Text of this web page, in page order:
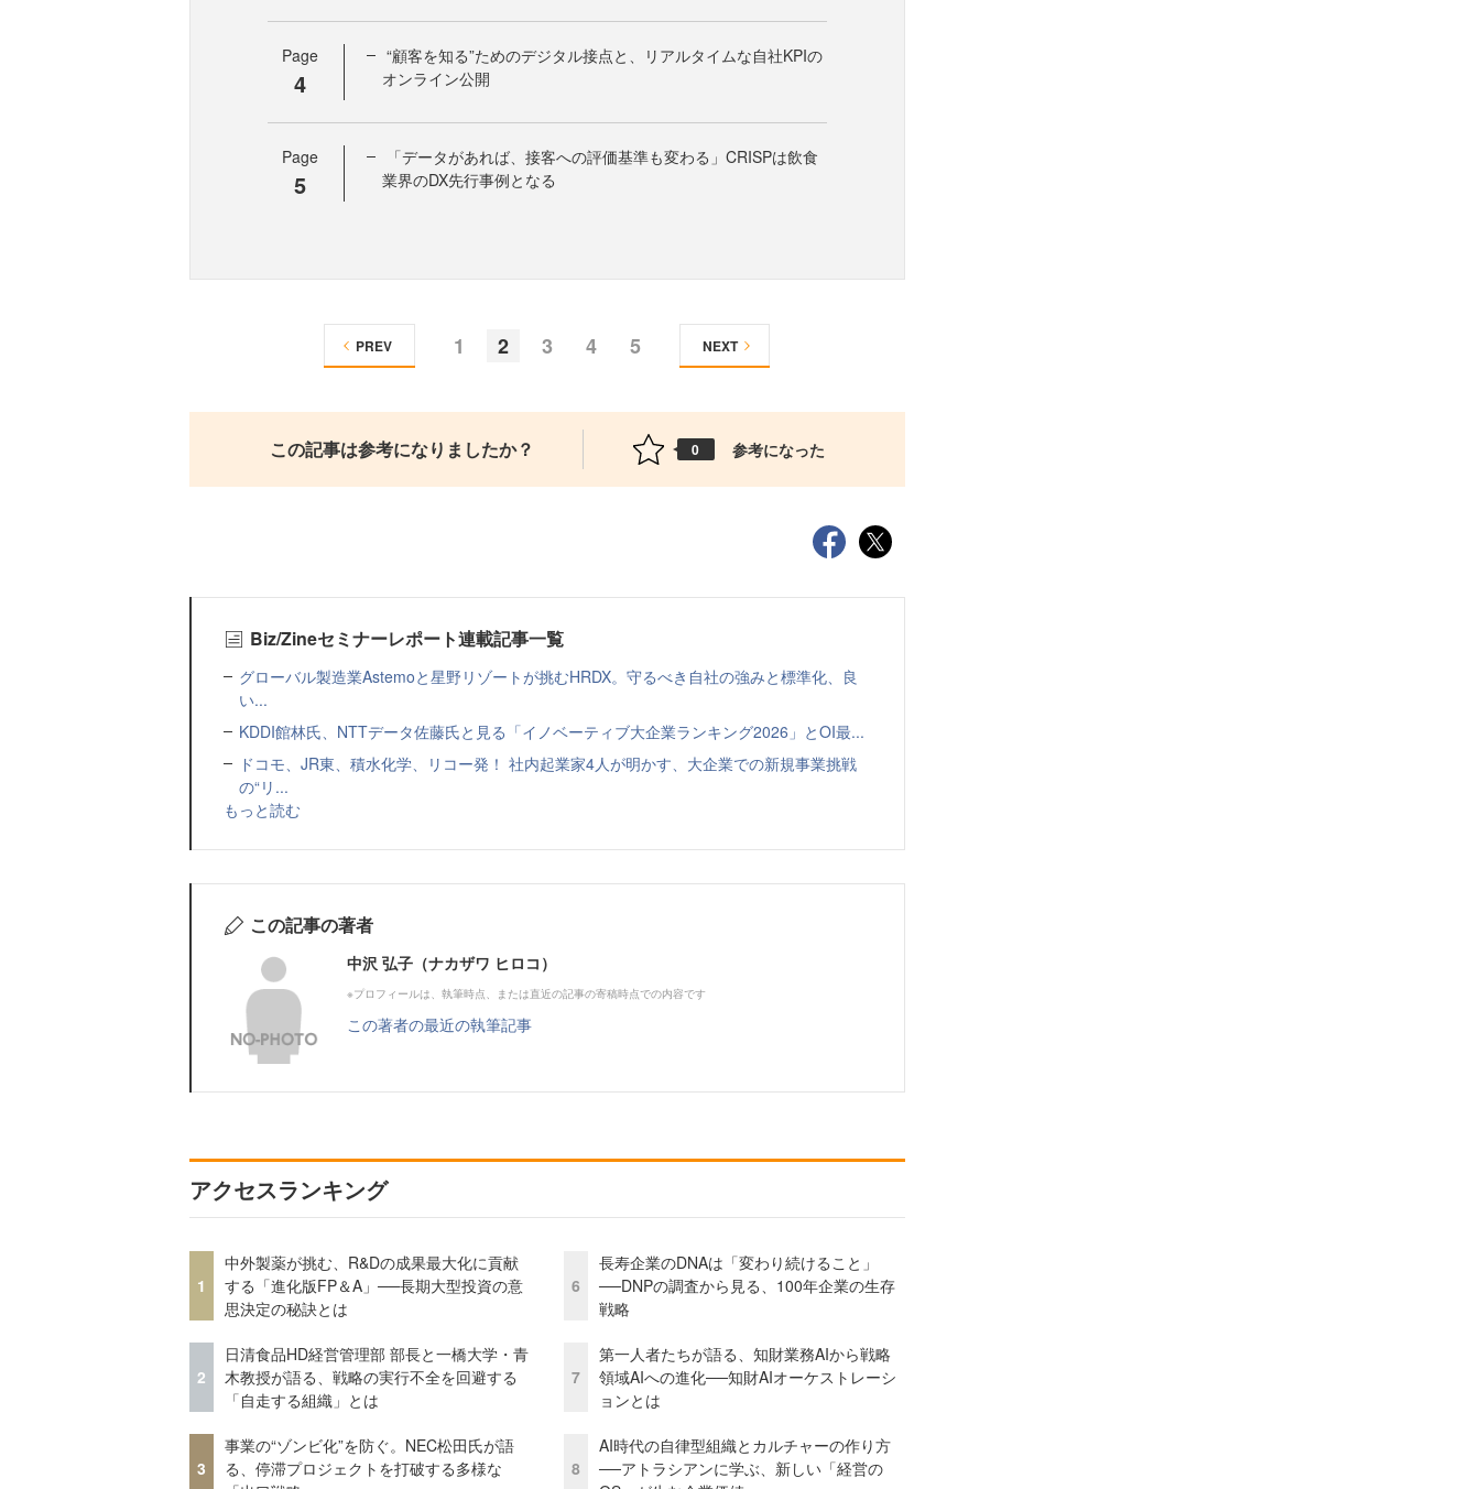
Page
4
“顧客を知る”ためのデジタル接点と、リアルタイムな自社KPIの
オンライン公開
Page
5
「データがあれば、接客への評価基準も変わる」CRISPは飲食
業界のDX先行事例となる
1 2 3 4 5
PREV NEXT
この記事は参考になりましたか？ 0 参考になった
Biz/Zineセミナーレポート連載記事一覧
グローバル製造業Astemoと星野リゾートが挑むHRDX。守るべき自社の強みと標準化、良
い...
KDDI館林氏、NTTデータ佐藤氏と見る「イノベーティブ大企業ランキング2026」とOI最...
ドコモ、JR東、積水化学、リコー発！ 社内起業家4人が明かす、大企業での新規事業挑戦
の“リ...
もっと読む
この記事の著者
中沢 弘子（ナカザワ ヒロコ）
※プロフィールは、執筆時点、または直近の記事の寄稿時点での内容です
この著者の最近の執筆記事
アクセスランキング
1
中外製薬が挑む、R&Dの成果最大化に貢献
する「進化版FP＆A」──長期大型投資の意
思決定の秘訣とは
2
日清食品HD経営管理部 部長と一橋大学・青
木教授が語る、戦略の実行不全を回避する
「自走する組織」とは
3
事業の“ゾンビ化”を防ぐ。NEC松田氏が語
る、停滞プロジェクトを打破する多様な
6
長寿企業のDNAは「変わり続けること」
──DNPの調査から見る、100年企業の生存
戦略
7
第一人者たちが語る、知財業務AIから戦略
領域AIへの進化──知財AIオーケストレーシ
ョンとは
8
AI時代の自律型組織とカルチャーの作り方
──アトラシアンに学ぶ、新しい「経営の